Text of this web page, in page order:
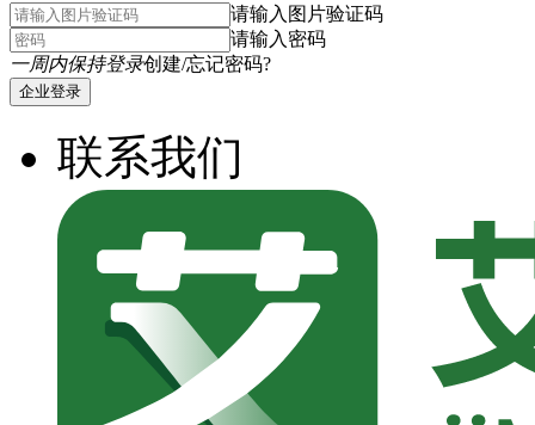
请输入图片验证码
请输入密码
一周内保持登录创建/忘记密码?
企业登录
联系我们